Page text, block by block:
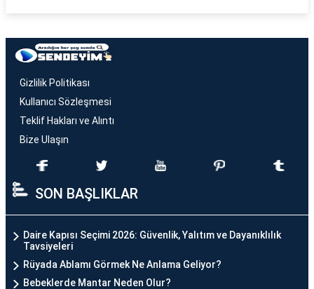
Gizlilik Politikası
Kullanıcı Sözleşmesi
Teklif Hakları ve Alıntı
Bize Ulaşın
SON BAŞLIKLAR
Daire Kapısı Seçimi 2026: Güvenlik, Yalıtım ve Dayanıklılık
Tavsiyeleri
Rüyada Ablamı Görmek Ne Anlama Geliyor?
Bebeklerde Mantar Neden Olur?